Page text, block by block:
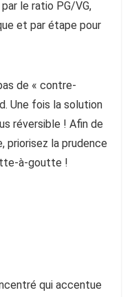
le ratio PG/VG,
et par étape pour
de « contre-
Une fois la solution
réversible ! Afin de
priorisez la prudence
à-goutte !
qui accentue